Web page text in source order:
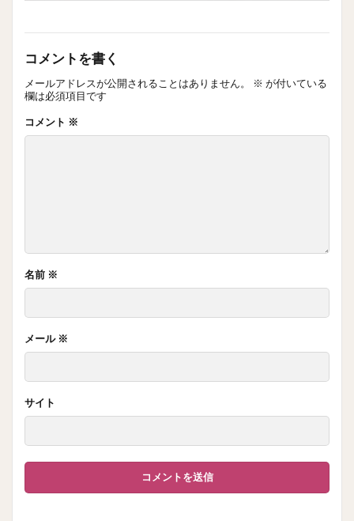
コメントを書く
メールアドレスが公開されることはありません。 ※ が付いている
欄は必須項目です
コメント ※
名前 ※
メール ※
サイト